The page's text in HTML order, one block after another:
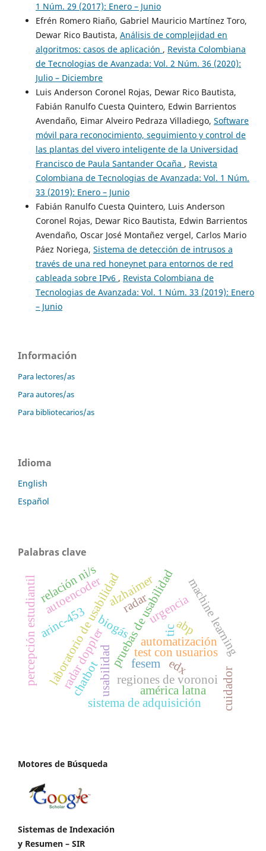
1 Núm. 29 (2017): Enero – Junio
Efrén Romero Riaño, Gabriel Mauricio Martínez Toro,
Dewar Rico Bautista, Análisis de complejidad en
algoritmos: casos de aplicación , Revista Colombiana
de Tecnologias de Avanzada: Vol. 2 Núm. 36 (2020):
Julio – Diciembre
Luis Anderson Coronel Rojas, Dewar Rico Bautista,
Fabián Ranulfo Cuesta Quintero, Edwin Barrientos
Avendaño, Eimar Alveiro Pedraza Villadiego, Software
móvil para reconocimiento, seguimiento y control de
las plantas del vivero inteligente de la Universidad
Francisco de Paula Santander Ocaña , Revista
Colombiana de Tecnologias de Avanzada: Vol. 1 Núm.
33 (2019): Enero – Junio
Fabián Ranulfo Cuesta Quintero, Luis Anderson
Coronel Rojas, Dewar Rico Bautista, Edwin Barrientos
Avendaño, Oscar José Montañez vergel, Carlos Mario
Páez Noriega, Sistema de detección de intrusos a
través de una red honeynet para entornos de red
cableada sobre IPv6 , Revista Colombiana de
Tecnologias de Avanzada: Vol. 1 Núm. 33 (2019): Enero
– Junio
Información
Para lectores/as
Para autores/as
Para bibliotecarios/as
Idioma
English
Español
Palabras clave
laboratorio de usabilidadpruebas de usabilidad
test con usuarios
usabilidad
sistema de adquisición
automatización
biogás
autoencoder machine learning
regiones de voronoi
abp
percepción estudiantil fesem edx
relación ni/s
chatbot
alzhaimer
cuidador
urgencia
tic
américa latna
radar
arinc-453
radar doppler
Motores de Búsqueda
Sistemas de Indexación
y Resumen – SIR